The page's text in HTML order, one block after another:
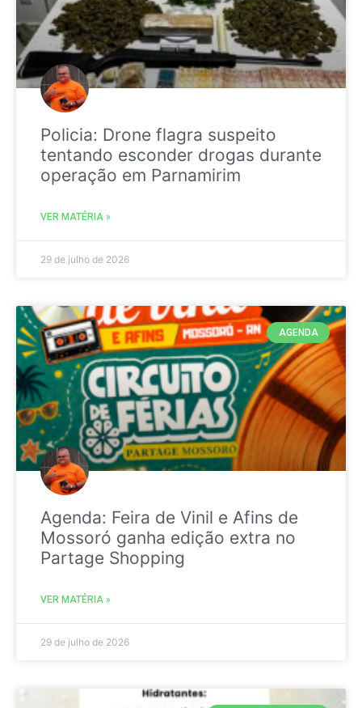
Policia: Drone flagra suspeito
tentando esconder drogas durante
operação em Parnamirim
VER MATÉRIA »
29 de julho de 2026
AGENDA
Agenda: Feira de Vinil e Afins de
Mossoró ganha edição extra no
Partage Shopping
VER MATÉRIA »
29 de julho de 2026